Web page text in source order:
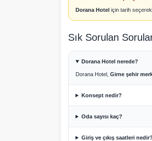
Dorana Hotel için tarih seçerek
Sık Sorulan
Dorana Hotel nerede?
Dorana Hotel, Girne şehir
Konsept nedir?
Oda sayısı kaç?
Giriş ve çıkış saatleri nedir?